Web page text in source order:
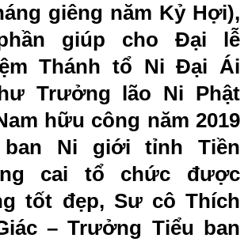
giêng năm Kỷ Hợi),
giúp cho Đại lễ
Thánh tổ Ni Đại Ái
Trưởng lão Ni Phật
hữu công năm 2019
ban Ni giới tỉnh Tiền
cai tổ chức được
tốt đẹp, Sư cô Thích
– Trưởng Tiểu ban